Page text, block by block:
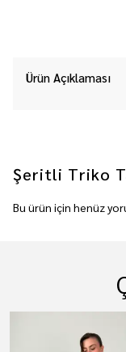
Ürün Açıklaması
Şeritli Triko
Bu ürün için henüz